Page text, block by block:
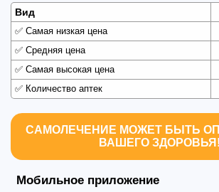
Вид
✅ Самая низкая цена
✅ Средняя цена
✅ Самая высокая цена
✅ Количество аптек
САМОЛЕЧЕНИЕ МОЖЕТ БЫТЬ
ВАШЕГО ЗДОРОВЬЯ!
Мобильное приложение